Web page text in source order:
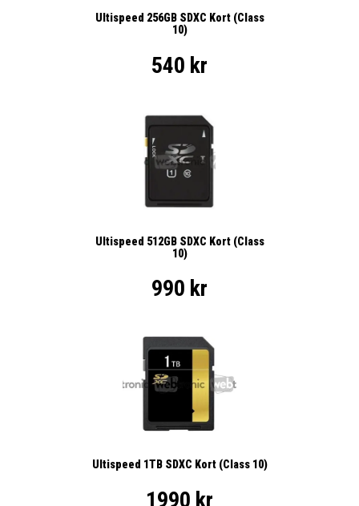
Ultispeed 256GB SDXC Kort (Class
10)
540 kr
Ultispeed 512GB SDXC Kort (Class
10)
990 kr
Ultispeed 1TB SDXC Kort (Class 10)
1990 kr